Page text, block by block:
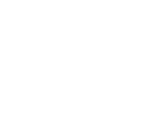
Pariaman bisa tercapai 100
Pemerintah Kabupaten
pembangunan KDMP akan
motor penggerak ekonomi
penguatan distribusi,